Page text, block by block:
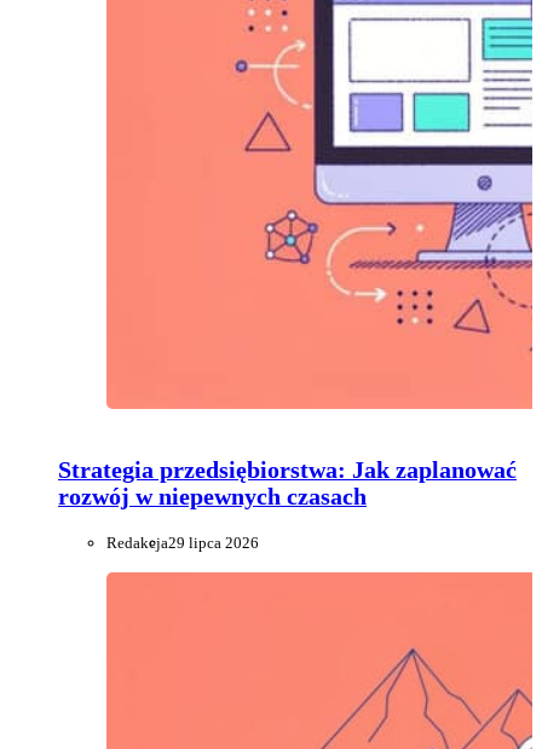
Strategia przedsiębiorstwa: Jak zaplanować
rozwój w niepewnych czasach
Redakcja29 lipca 2026